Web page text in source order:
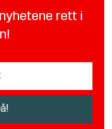
rett i